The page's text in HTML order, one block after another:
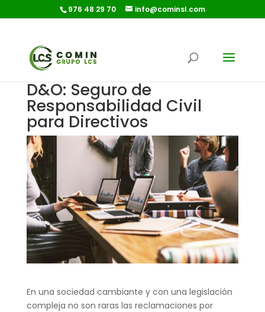
976 48 29 70 info@cominsl.com
D&O: Seguro de
Responsabilidad Civil
para Directivos
En una sociedad cambiante y con una legislación
compleja no son raras las reclamaciones por